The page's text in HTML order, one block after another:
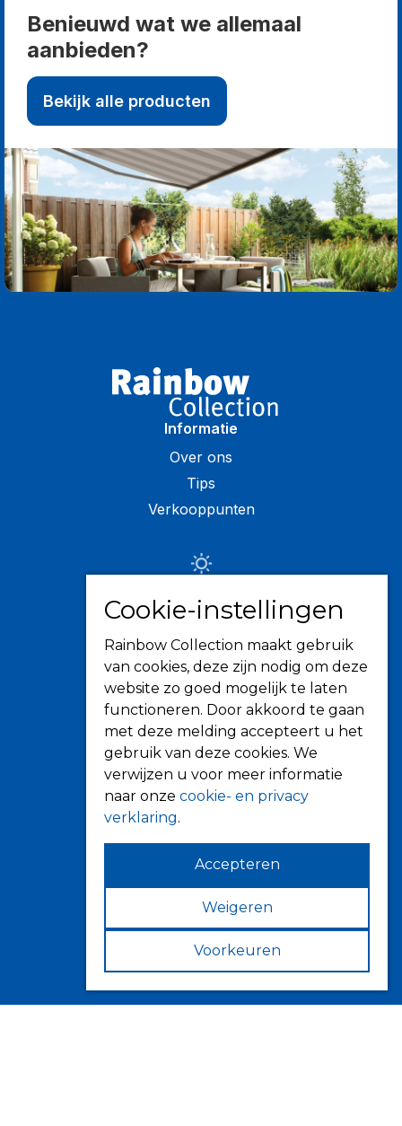
Benieuwd wat we allemaal
aanbieden?
Bekijk alle producten
Informatie
Over ons
Tips
Verkooppunten
Knikarmschermen
Uitvalschermen
Rolluiken
Screens
Terrasoverkapping
Verandazonwering
Markiezen
Horren
Contact
4143 HJ Leerdam
Cookie-instellingen
Rainbow Collection maakt gebruik
van cookies, deze zijn nodig om deze
website zo goed mogelijk te laten
functioneren. Door akkoord te gaan
met deze melding accepteert u het
gebruik van deze cookies. We
verwijzen u voor meer informatie
naar onze cookie- en privacy
verklaring.
Accepteren
Weigeren
Voorkeuren